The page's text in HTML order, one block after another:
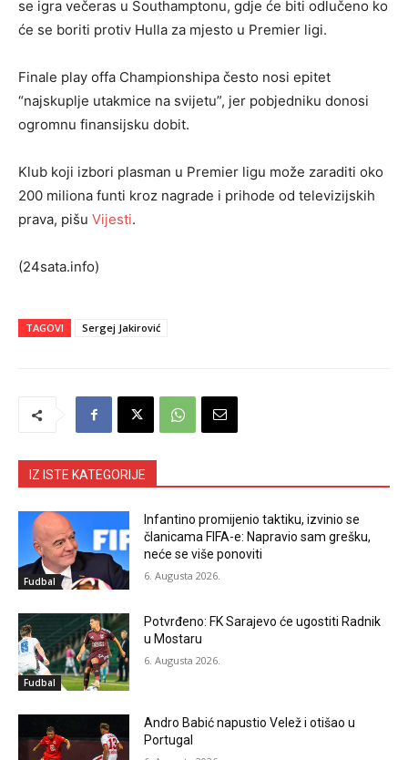
se igra večeras u Southamptonu, gdje će biti odlučeno ko
će se boriti protiv Hulla za mjesto u Premier ligi.
Finale play offa Championshipa često nosi epitet
“najskuplje utakmice na svijetu”, jer pobjedniku donosi
ogromnu finansijsku dobit.
Klub koji izbori plasman u Premier ligu može zaraditi oko
200 miliona funti kroz nagrade i prihode od televizijskih
prava, pišu Vijesti.
(24sata.info)
TAGOVI Sergej Jakirović
IZ ISTE KATEGORIJE
Fudbal
Infantino promijenio taktiku, izvinio se
članicama FIFA-e: Napravio sam grešku,
neće se više ponoviti
6. Augusta 2026.
Fudbal
Potvrđeno: FK Sarajevo će ugostiti Radnik
u Mostaru
6. Augusta 2026.
Andro Babić napustio Velež i otišao u
Portugal